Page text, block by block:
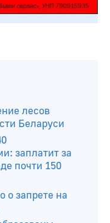
лесов
Беларуси
заплатит за
почти 150
запрете на